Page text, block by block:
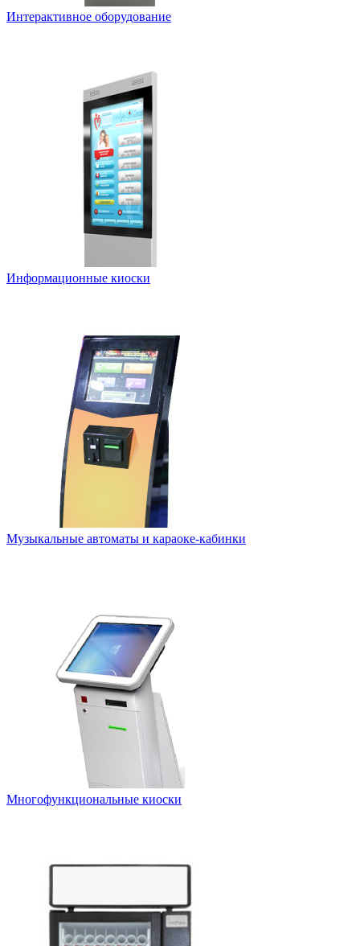
Интерактивное оборудование
Информационные киоски
Музыкальные автоматы и караоке-кабинки
Многофункциональные киоски